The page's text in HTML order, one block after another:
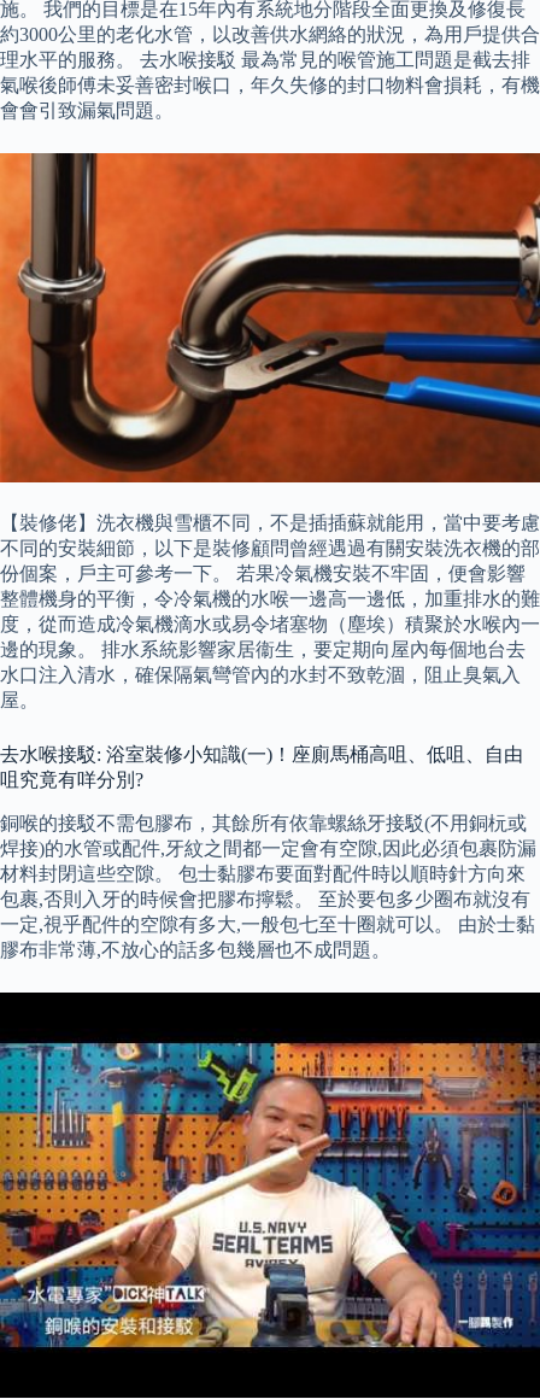
施。 我們的目標是在15年內有系統地分階段全面更換及修復長
約3000公里的老化水管，以改善供水網絡的狀況，為用戶提供合
理水平的服務。 去水喉接駁 最為常見的喉管施工問題是截去排
氣喉後師傅未妥善密封喉口，年久失修的封口物料會損耗，有機
會會引致漏氣問題。
【裝修佬】洗衣機與雪櫃不同，不是插插蘇就能用，當中要考慮
不同的安裝細節，以下是裝修顧問曾經遇過有關安裝洗衣機的部
份個案，戶主可參考一下。 若果冷氣機安裝不牢固，便會影響
整體機身的平衡，令冷氣機的水喉一邊高一邊低，加重排水的難
度，從而造成冷氣機滴水或易令堵塞物（塵埃）積聚於水喉內一
邊的現象。 排水系統影響家居衞生，要定期向屋內每個地台去
水口注入清水，確保隔氣彎管內的水封不致乾涸，阻止臭氣入
屋。
去水喉接駁: 浴室裝修小知識(一)！座廁馬桶高咀、低咀、自由
咀究竟有咩分別?
銅喉的接駁不需包膠布，其餘所有依靠螺絲牙接駁(不用銅杬或
焊接)的水管或配件,牙紋之間都一定會有空隙,因此必須包裹防漏
材料封閉這些空隙。 包士黏膠布要面對配件時以順時針方向來
包裹,否則入牙的時候會把膠布擰鬆。 至於要包多少圈布就沒有
一定,視乎配件的空隙有多大,一般包七至十圈就可以。 由於士黏
膠布非常薄,不放心的話多包幾層也不成問題。